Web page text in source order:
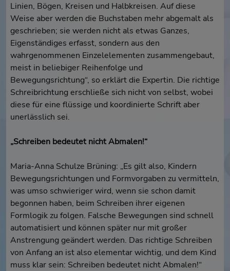
Linien, Bögen, Kreisen und Halbkreisen. Auf diese
Weise aber werden die Buchstaben mehr abgemalt als
geschrieben; sie werden nicht als etwas Ganzes,
Eigenständiges erfasst, sondern aus den
wahrgenommenen Einzelelementen zusammengebaut,
meist in beliebiger Reihenfolge und
Bewegungsrichtung“, so erklärt die Expertin. Die richtige
Schreibrichtung erschließe sich nicht von selbst, wobei
diese für eine flüssige und koordinierte Schrift aber
unerlässlich sei.
„Schreiben bedeutet nicht Abmalen!“
Maria-Anna Schulze Brüning: „Es gilt also, Kindern
Bewegungsrichtungen und Formvorgaben zu vermitteln,
was umso schwieriger wird, wenn sie schon damit
begonnen haben, beim Schreiben ihrer eigenen
Formlogik zu folgen. Falsche Bewegungen sind schnell
automatisiert und können später nur mit großer
Anstrengung geändert werden. Das richtige Schreiben
von Anfang an ist also elementar wichtig, und dem Kind
muss klar sein: Schreiben bedeutet nicht Abmalen!“